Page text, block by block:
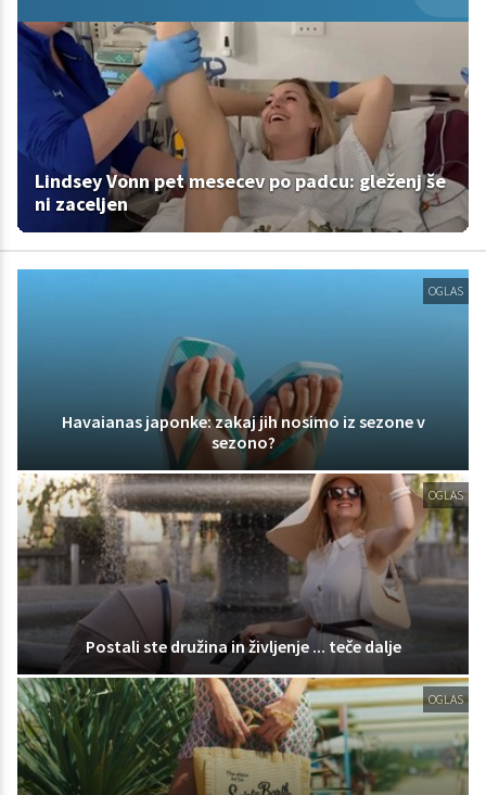
Lindsey Vonn pet mesecev po padcu: gleženj še
ni zaceljen
OGLAS
Havaianas japonke: zakaj jih nosimo iz sezone v
sezono?
OGLAS
Postali ste družina in življenje ... teče dalje
OGLAS